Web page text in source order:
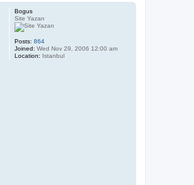
Bogus
Site Yazarı
Posts: 864
Joined: Wed Nov 29, 2006 12:00 am
Location: Istanbul